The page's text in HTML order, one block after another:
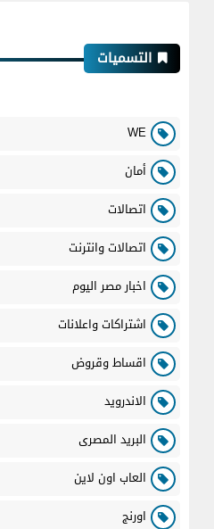
التسميات
WE
أمان
اتصالات
اتصالات وانترنت
اخبار مصر اليوم
اشتراكات واعلانات
اقساط وقروض
الاندرويد
البريد المصرى
العاب اون لاين
اورنج